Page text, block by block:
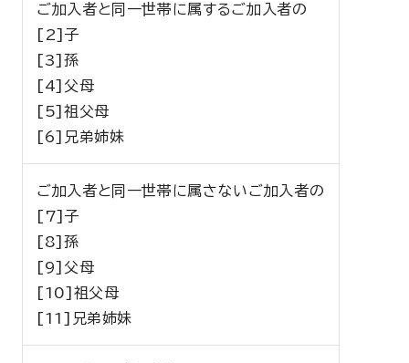
ご加入者と同一世帯に属するご加入者の
[2]子
[3]孫
[4]父母
[5]祖父母
[6]兄弟姉妹
ご加入者と同一世帯に属さないご加入者の
[7]子
[8]孫
[9]父母
[10]祖父母
[11]兄弟姉妹